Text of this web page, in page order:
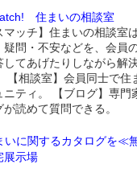
住まいの相談室
マッチ】住まいの相談室
疑問・不安などを、会員
してあげたりしながら解
【相談室】会員同士で住
ニティ。 【ブログ】専
が読めて質問できる。
いに関するカタログを≪
展示場